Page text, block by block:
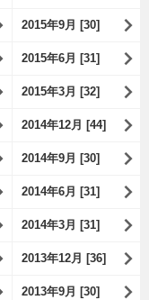
2015年9月 [30]
2015年6月 [31]
2015年3月 [32]
2014年12月 [44]
2014年9月 [30]
2014年6月 [31]
2014年3月 [31]
2013年12月 [36]
2013年9月 [30]